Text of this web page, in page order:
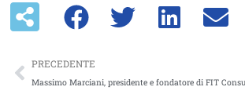
Precedente
PRECEDENTE
Massimo Marciani, presidente e fondatore di FIT